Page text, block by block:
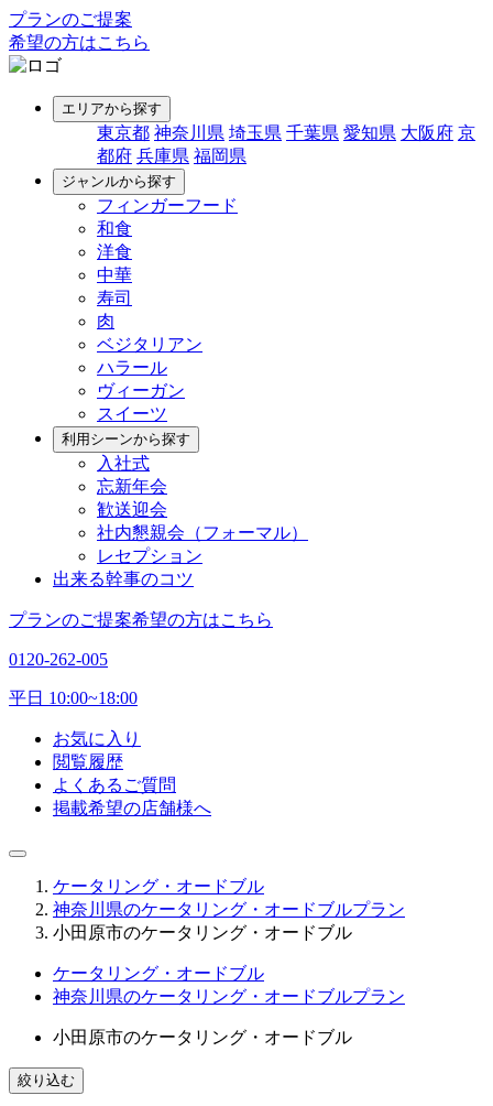
プランのご提案
希望の方はこちら
エリアから探す
東京都 神奈川県 埼玉県 千葉県 愛知県 大阪府 京
都府 兵庫県 福岡県
ジャンルから探す
フィンガーフード
和食
洋食
中華
寿司
肉
ベジタリアン
ハラール
ヴィーガン
スイーツ
利用シーンから探す
入社式
忘新年会
歓送迎会
社内懇親会（フォーマル）
レセプション
出来る幹事のコツ
プランのご提案希望の方はこちら
0120-262-005
平日 10:00~18:00
お気に入り
閲覧履歴
よくあるご質問
掲載希望の店舗様へ
ケータリング・オードブル
神奈川県のケータリング・オードブルプラン
小田原市のケータリング・オードブル
ケータリング・オードブル
神奈川県のケータリング・オードブルプラン
小田原市のケータリング・オードブル
絞り込む